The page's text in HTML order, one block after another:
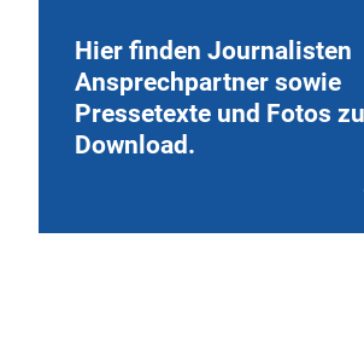
Hier finden Journalisten
Ansprechpartner sowie
Pressetexte und Fotos
Download.